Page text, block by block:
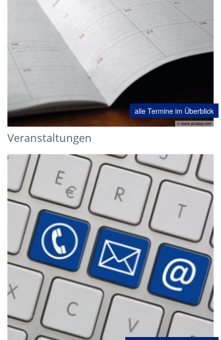
alle Termine im Überblick
© www.pixabay.com
Veranstaltungen